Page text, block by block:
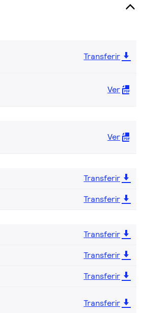
Transferir
Ver
Ver
Transferir
Transferir
Transferir
Transferir
Transferir
Transferir